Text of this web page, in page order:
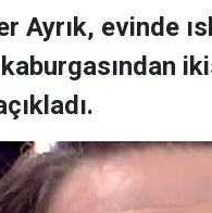
Ayrık, evinde